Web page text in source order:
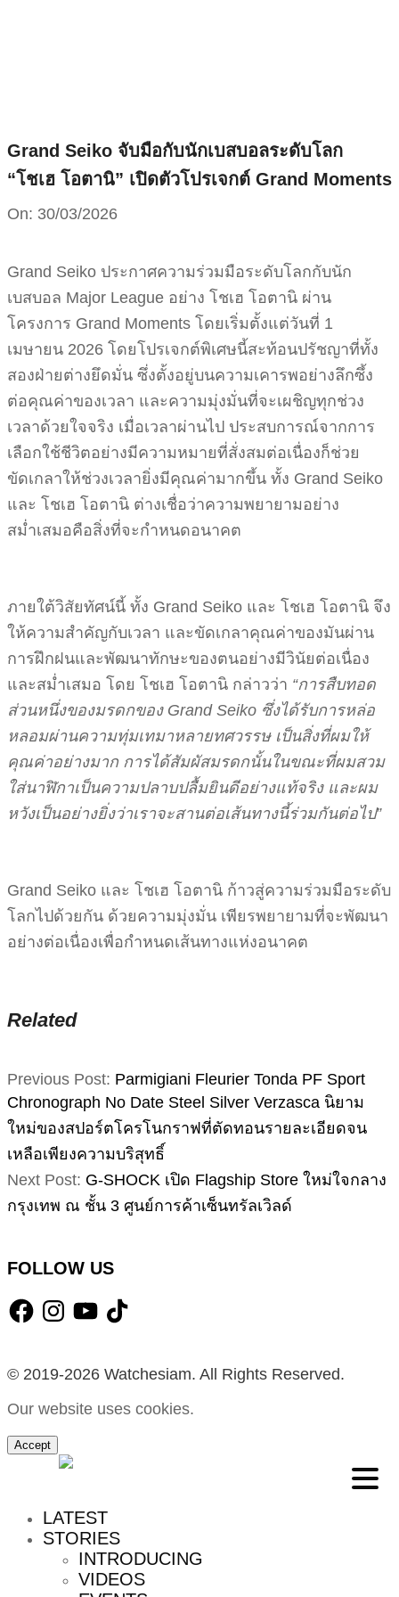
Grand Seiko จับมือกับนักเบสบอลระดับโลก
“โชเฮ โอตานิ” เปิดตัวโปรเจกต์ Grand Moments
On: 30/03/2026
Grand Seiko ประกาศความร่วมมือระดับโลกกับนัก
เบสบอล Major League อย่าง โชเฮ โอตานิ ผ่าน
โครงการ Grand Moments โดยเริ่มตั้งแต่วันที่ 1
เมษายน 2026 โดยโปรเจกต์พิเศษนี้สะท้อนปรัชญาที่ทั้ง
สองฝ่ายต่างยึดมั่น ซึ่งตั้งอยู่บนความเคารพอย่างลึกซึ้ง
ต่อคุณค่าของเวลา และความมุ่งมั่นที่จะเผชิญทุกช่วง
เวลาด้วยใจจริง เมื่อเวลาผ่านไป ประสบการณ์จากการ
เลือกใช้ชีวิตอย่างมีความหมายที่สั่งสมต่อเนื่องก็ช่วย
ขัดเกลาให้ช่วงเวลายิ่งมีคุณค่ามากขึ้น ทั้ง Grand Seiko
และ โชเฮ โอตานิ ต่างเชื่อว่าความพยายามอย่าง
สม่ำเสมอคือสิ่งที่จะกำหนดอนาคต
ภายใต้วิสัยทัศน์นี้ ทั้ง Grand Seiko และ โชเฮ โอตานิ จึง
ให้ความสำคัญกับเวลา และขัดเกลาคุณค่าของมันผ่าน
การฝึกฝนและพัฒนาทักษะของตนอย่างมีวินัยต่อเนื่อง
และสม่ำเสมอ โดย โชเฮ โอตานิ กล่าวว่า “การสืบทอด
ส่วนหนึ่งของมรดกของ Grand Seiko ซึ่งได้รับการหล่อ
หลอมผ่านความทุ่มเทมาหลายทศวรรษ เป็นสิ่งที่ผมให้
คุณค่าอย่างมาก การได้สัมผัสมรดกนั้นในขณะที่ผมสวม
ใส่นาฬิกาเป็นความปลาบปลื้มยินดีอย่างแท้จริง และผม
หวังเป็นอย่างยิ่งว่าเราจะสานต่อเส้นทางนี้ร่วมกันต่อไป”
Grand Seiko และ โชเฮ โอตานิ ก้าวสู่ความร่วมมือระดับ
โลกไปด้วยกัน ด้วยความมุ่งมั่น เพียรพยายามที่จะพัฒนา
อย่างต่อเนื่องเพื่อกำหนดเส้นทางแห่งอนาคต
Related
2026-
03-
30
Previous Post: Parmigiani Fleurier Tonda PF Sport
Chronograph No Date Steel Silver Verzasca นิยาม
ใหม่ของสปอร์ตโครโนกราฟที่ตัดทอนรายละเอียดจน
เหลือเพียงความบริสุทธิ์
Next Post: G-SHOCK เปิด Flagship Store ใหม่ใจกลาง
กรุงเทพ ณ ชั้น 3 ศูนย์การค้าเซ็นทรัลเวิลด์
FOLLOW US
FacebookInstagramYouTube
TikTok
© 2019-2026 Watchesiam. All Rights Reserved.
Our website uses cookies.
Accept
LATEST
STORIES
INTRODUCING
VIDEOS